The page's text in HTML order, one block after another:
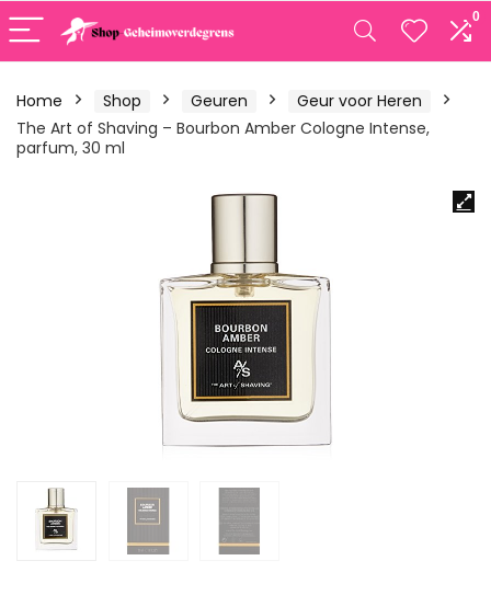
0
Home Shop Geuren
Geur voor Heren
The Art of Shaving – Bourbon Amber Cologne Intense,
parfum, 30 ml